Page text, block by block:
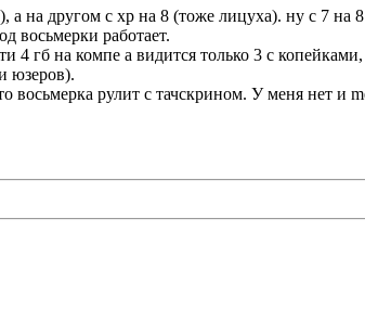
а на другом с xp на 8 (тоже лицуха). ну с 7
восьмерки работает.
4 гб на компе а видится только 3 с
юзеров).
восьмерка рулит с тачскрином. У меня нет и